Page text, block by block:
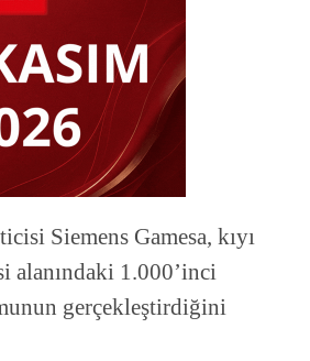
Siemens Gamesa, kıyı
alanındaki 1.000’inci
gerçekleştirdiğini